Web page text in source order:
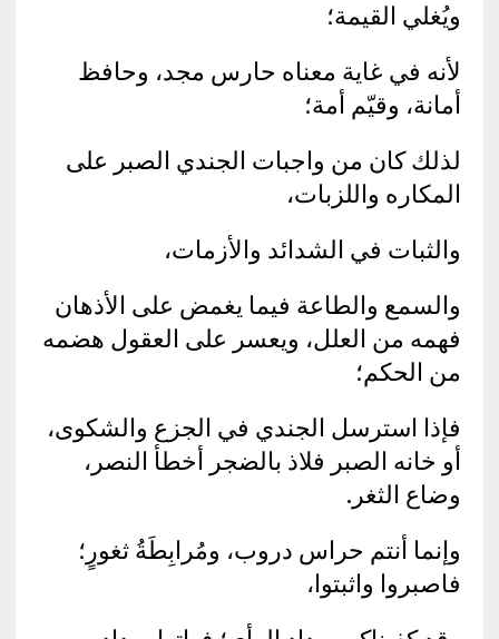
ويُغلي القيمة؛
لأنه في غاية معناه حارس مجد، وحافظ
أمانة، وقيّم أمة؛
لذلك كان من واجبات الجندي الصبر على
المكاره واللزبات،
والثبات في الشدائد والأزمات،
والسمع والطاعة فيما يغمض على الأذهان
فهمه من العلل، ويعسر على العقول هضمه
من الحكم؛
فإذا استرسل الجندي في الجزع والشكوى،
أو خانه الصبر فلاذ بالضجر أخطأ النصر،
وضاع الثغر.
وإنما أنتم حراس دروب، ومُرابِطَةُ ثغورٍ؛
فاصبروا واثبتوا،